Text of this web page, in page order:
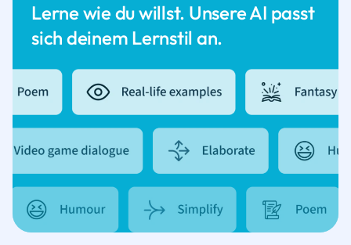
Lerne wie du willst. Unsere AI passt
sich deinem Lernstil an.